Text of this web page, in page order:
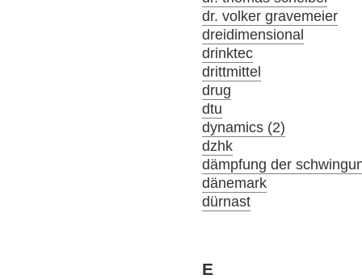
dr. volker gravemeier
dreidimensional
drinktec
drittmittel
drug
dtu
dynamics (2)
dzhk
dämpfung der
dänemark
dürnast
E